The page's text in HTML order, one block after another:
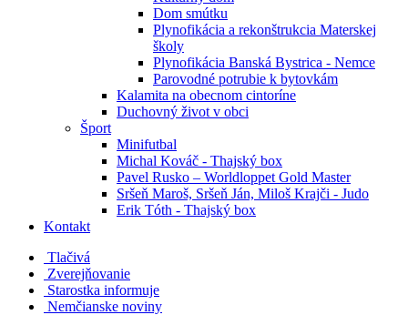
Dom smútku
Plynofikácia a rekonštrukcia Materskej
školy
Plynofikácia Banská Bystrica - Nemce
Parovodné potrubie k bytovkám
Kalamita na obecnom cintoríne
Duchovný život v obci
Šport
Minifutbal
Michal Kováč - Thajský box
Pavel Rusko – Worldloppet Gold Master
Sršeň Maroš, Sršeň Ján, Miloš Krajči - Judo
Erik Tóth - Thajský box
Kontakt
Tlačivá
Zverejňovanie
Starostka informuje
Nemčianske noviny